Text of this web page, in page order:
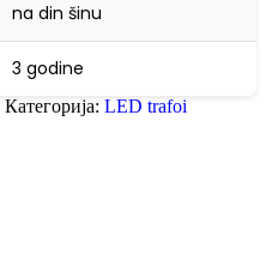
na din šinu
3 godine
Категорија: LED trafoi